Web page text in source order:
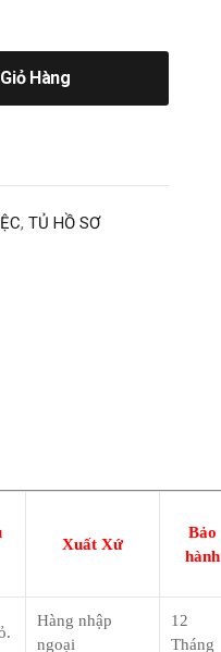
Hàng
, TỦ HỒ SƠ
Xuất Xứ
Bảo
hành
Hàng nhập
ngoại
12
Tháng